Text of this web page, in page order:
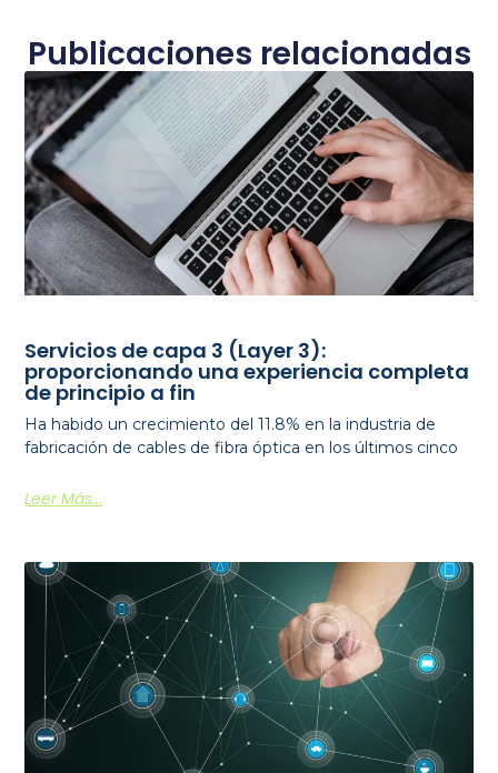
Publicaciones relacionadas
Servicios de capa 3 (Layer 3):
proporcionando una experiencia completa
de principio a fin
Ha habido un crecimiento del 11.8% en la industria de
fabricación de cables de fibra óptica en los últimos cinco
Leer Más...